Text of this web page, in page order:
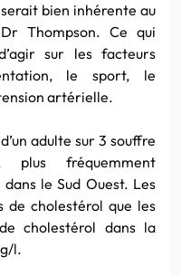
bien inhérente au
Thompson. Ce qui
sur les facteurs
le sport, le
artérielle.
adulte sur 3 souffre
plus fréquemment
le Sud Ouest. Les
de cholestérol que les
cholestérol dans la
l.